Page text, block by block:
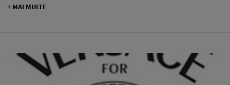
+ MAI MULTE